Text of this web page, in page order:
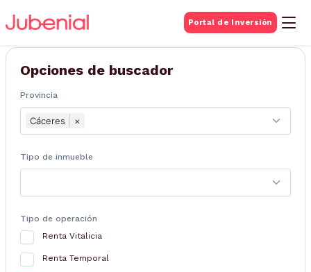
Portal de Inversión
BUSQUEDA DE
Inmuebles
Opciones de buscador
Provincia
Cáceres ×
Tipo de inmueble
Tipo de operación
Renta Vitalicia
Renta Temporal